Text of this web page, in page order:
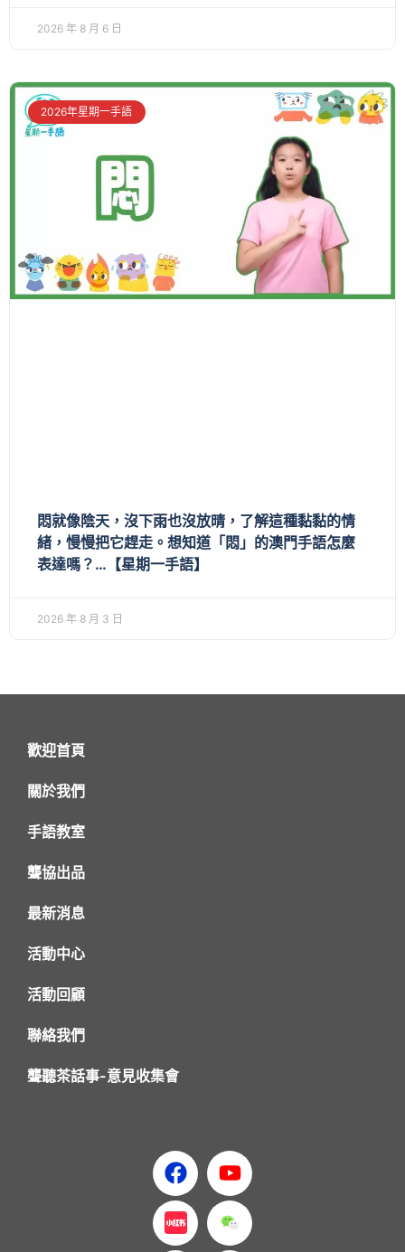
2026 年 8 月 6 日
2026年星期一手語
悶就像陰天，沒下雨也沒放晴，了解這種黏黏的情
緒，慢慢把它趕走。想知道「悶」的澳門手語怎麼
表達嗎？…【星期一手語】
2026 年 8 月 3 日
歡迎首頁
關於我們
手語教室
聾協出品
最新消息
活動中心
活動回顧
聯絡我們
聾聽茶話事-意見收集會